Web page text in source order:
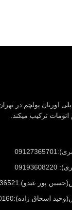
اورتان پولچم در
اتومات ترکیب میکند.
عبدو):09930736521
زاده):09385550160